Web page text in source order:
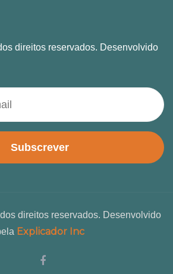
direitos reservados. Desenvolvido
Subscrever
direitos reservados. Desenvolvido
Explicador Inc